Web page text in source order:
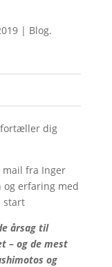
| Blog.
fortæller dig
mail fra Inger
og erfaring med
start
årsag til
– og de mest
og